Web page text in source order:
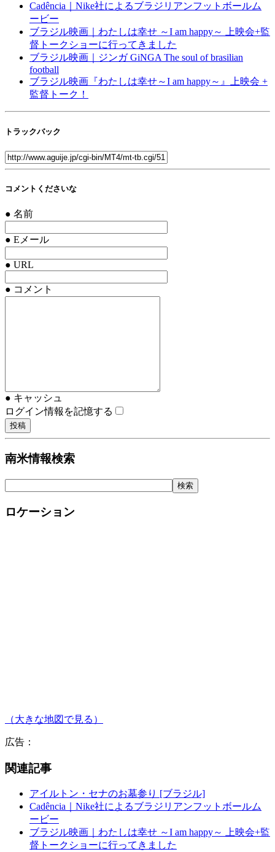
Cadência｜Nike社によるブラジリアンフットボールム
ービー
ブラジル映画｜わたしは幸せ ～I am happy～ 上映会+監
督トークショーに行ってきました
ブラジル映画｜ジンガ GiNGA The soul of brasilian
football
ブラジル映画『わたしは幸せ～I am happy～』上映会 +
監督トーク！
トラックバック
コメントくださいな
● 名前
● Eメール
● URL
● コメント
● キャッシュ
ログイン情報を記憶する
南米情報検索
ロケーション
（大きな地図で見る）
広告：
関連記事
アイルトン・セナのお墓参り [ブラジル]
Cadência｜Nike社によるブラジリアンフットボールム
ービー
ブラジル映画｜わたしは幸せ ～I am happy～ 上映会+監
督トークショーに行ってきました